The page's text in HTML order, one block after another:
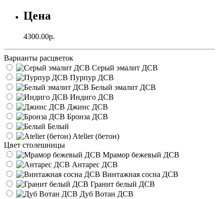
Цена
4300.00р.
Варианты расцветок
Серый эмалит ДСВ
Пурпур ДСВ
Белый эмалит ДСВ
Индиго ДСВ
Джинс ДСВ
Бронза ДСВ
Белый
Atelier (бетон)
Цвет столешницы
Мрамор бежевый ДСВ
Антарес ДСВ
Винтажная сосна ДСВ
Гранит белый ДСВ
Дуб Вотан ДСВ